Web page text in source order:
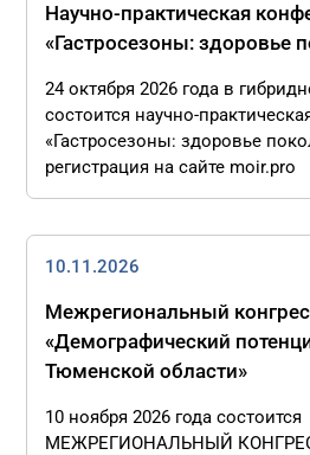
Научно-практическая
«Гастросезоны: здоровье
24 октября 2026 года в
состоится научно-
«Гастросезоны: здоровье
регистрация на сайте moir.pro
10.11.2026
Межрегиональный
«Демографический
Тюменской области»
10 ноября 2026 года состоится
МЕЖРЕГИОНАЛЬНЫЙ